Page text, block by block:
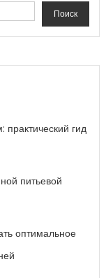
Поиск
практический гид
питьевой
оптимальное